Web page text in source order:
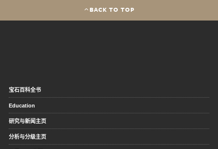
BACK TO TOP
宝石百科全书
Education
研究与新闻主页
分析与分级主页